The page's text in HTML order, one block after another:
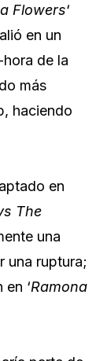
Flowers‘
en un
de la
más
haciendo
en
The
una
una ruptura;
‘Ramona